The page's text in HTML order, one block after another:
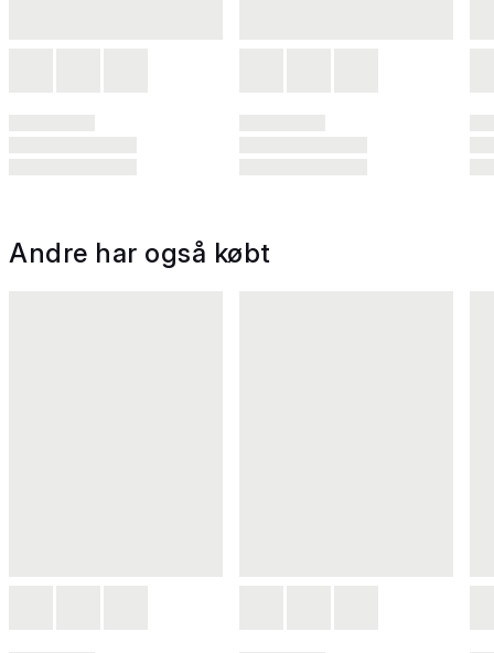
Andre har også købt